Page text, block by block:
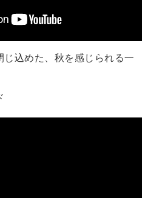
じ込めた、秋を感じられる一